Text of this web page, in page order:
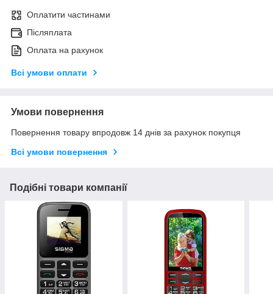
Оплатити частинами
Післяплата
Оплата на рахунок
Всі умови оплати
Умови повернення
Повернення товару впродовж 14 днів за рахунок покупця
Всі умови повернення
Подібні товари компанії